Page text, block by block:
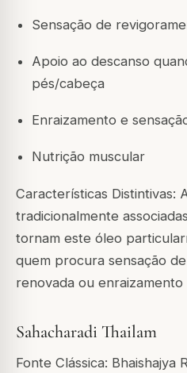
Sensação de
Apoio ao descanso
pés/cabeça
Enraizamento e
Nutrição muscular
Características Distintivas:
tradicionalmente
tornam este óleo
quem procura sensação
renovada ou
Sahacharadi Thailam
Fonte Clássica: Bhaishajya